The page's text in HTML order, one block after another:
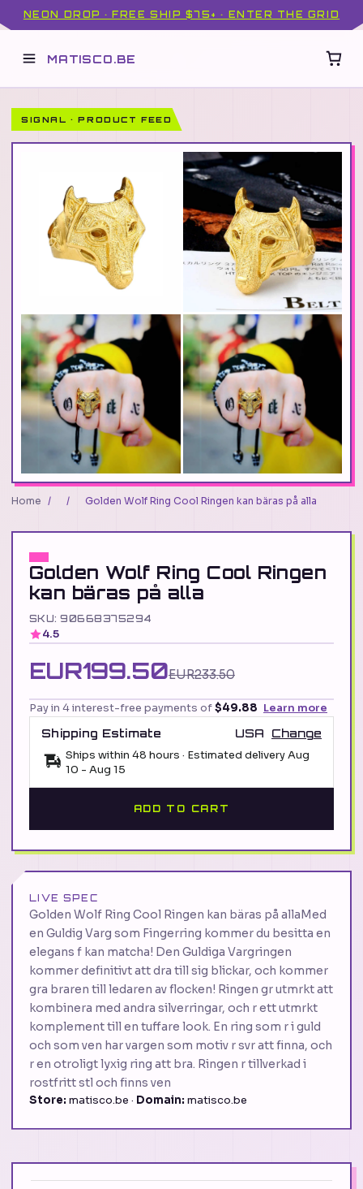
NEON DROP · FREE SHIP $75+ · ENTER THE GRID
MATISCO.BE
SIGNAL · PRODUCT FEED
Home / / Golden Wolf Ring Cool Ringen kan bäras på alla
Golden Wolf Ring Cool Ringen
kan bäras på alla
SKU: 90668375294
4.5
EUR199.50EUR233.50
Pay in 4 interest-free payments of$49.88 Learn more
Shipping Estimate
USA
Change
Ships within 48 hours · Estimated deliveryAug
10 - Aug 15
ADD TO CART
LIVE SPEC
Golden Wolf Ring Cool Ringen kan bäras på allaMed
en Guldig Varg som Fingerring kommer du besitta en
elegans f kan matcha! Den Guldiga Vargringen
kommer definitivt att dra till sig blickar, och kommer
gra braren till ledaren av flocken! Ringen gr utmrkt att
kombinera med andra silverringar, och r ett utmrkt
komplement till en tuffare look. En ring som r i guld
och som ven har vargen som motiv r svr att finna, och
r en otroligt lyxig ring att bra. Ringen r tillverkad i
rostfritt stl och finns ven
Store: matisco.be · Domain: matisco.be